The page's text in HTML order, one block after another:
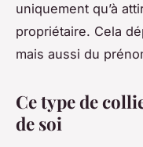
uniquement qu’à
propriétaire. Cela
mais aussi du
Ce type de
de soi